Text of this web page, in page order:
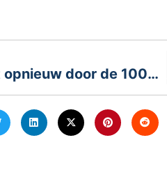
AEX breekt opnieuw door de 1000-puntengrens